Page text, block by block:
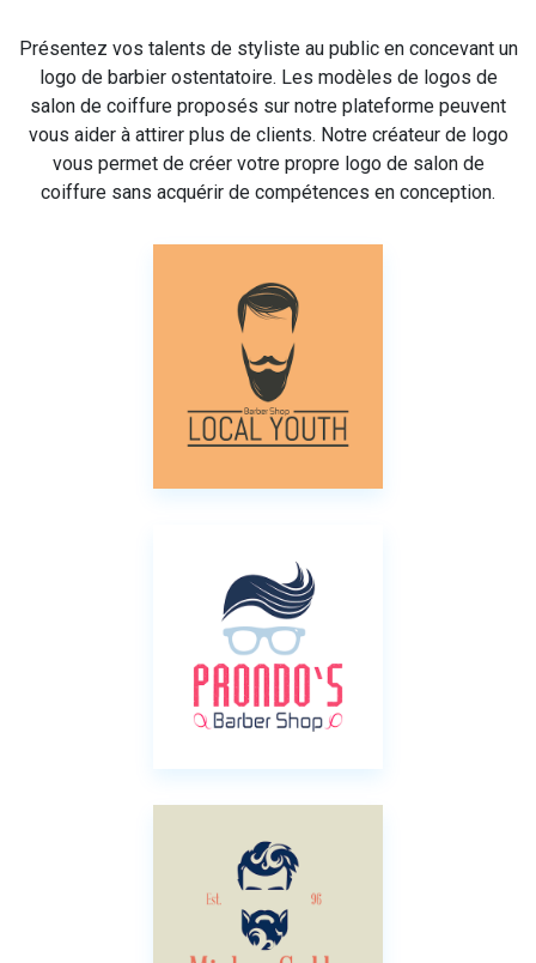
Présentez vos talents de styliste au public en concevant un
logo de barbier ostentatoire. Les modèles de logos de
salon de coiffure proposés sur notre plateforme peuvent
vous aider à attirer plus de clients. Notre créateur de logo
vous permet de créer votre propre logo de salon de
coiffure sans acquérir de compétences en conception.